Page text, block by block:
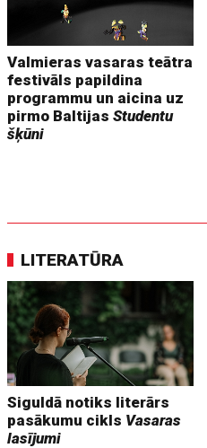
Valmieras vasaras teātra
festivāls papildina
programmu un aicina uz
pirmo BaltijasStudentu
šķūni
LITERATŪRA
Siguldā notiks literārs
pasākumu cikls Vasaras
lasījumi